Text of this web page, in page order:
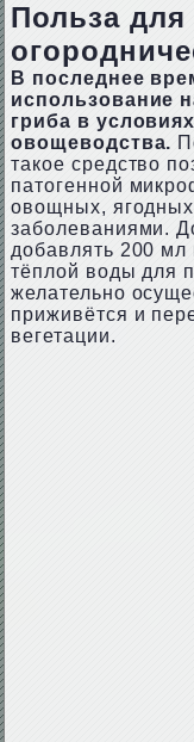
Польза для
В последнее
использование
гриба в
овощеводства.
такое средство
патогенной
овощных,
заболеваниями.
добавлять 200 мл
тёплой воды для
желательно
приживётся и
вегетации.